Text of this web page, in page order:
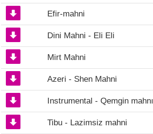
Efir-mahni
Dini Mahni - Eli Eli
Mirt Mahni
Azeri - Shen Mahni
Instrumental - Qemgin mahnı
Tibu - Lazimsiz mahni